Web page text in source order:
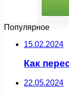
Популярное
15.02.2024
Как
22.05.2024